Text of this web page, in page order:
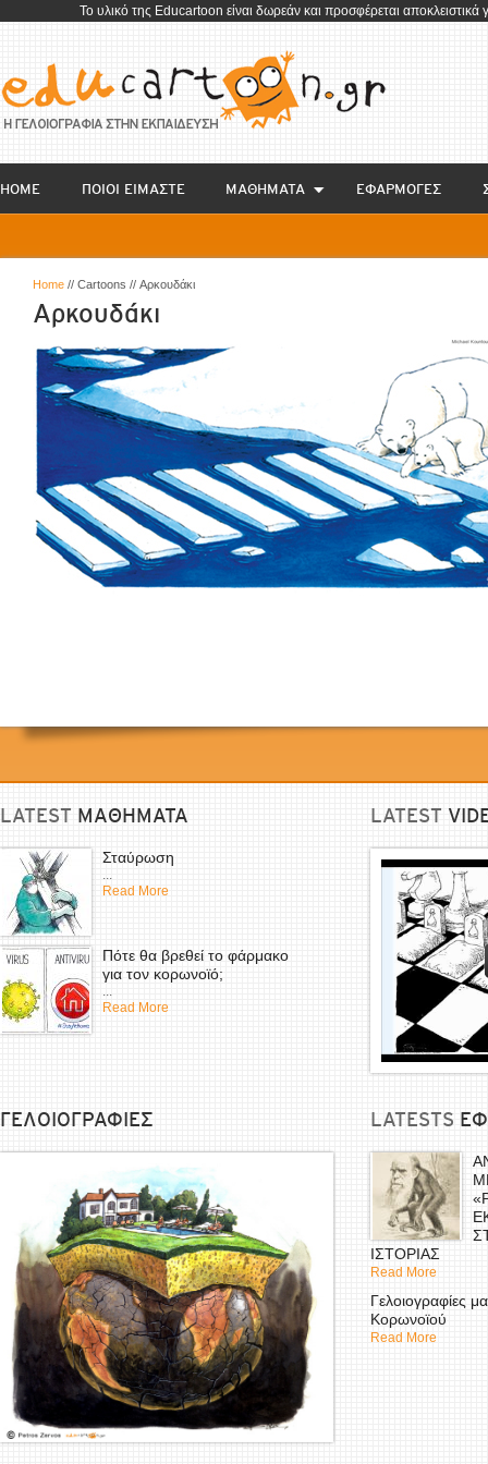
To υλικό της Educartoon είναι δωρεάν και προσφέρεται
HOME ΠΟΙΟΙ ΕΙΜΑΣΤΕ ΜΑΘΗΜΑΤΑ EΦΑΡΜΟΓΕΣ
Home // Cartoons // Αρκουδάκι
Αρκουδάκι
LATEST ΜΑΘΗΜΑΤΑ
Σταύρωση
...
Read More
Πότε θα βρεθεί το φάρμακο
για τον κορωνοϊό;
...
Read More
LATEST
ΓΕΛΟΙΟΓΡΑΦΙΕΣ LATESTS
ΙΣΤΟΡΙΑΣ
Read More
Γελοιογραφίες
Κορωνοϊού
Read More